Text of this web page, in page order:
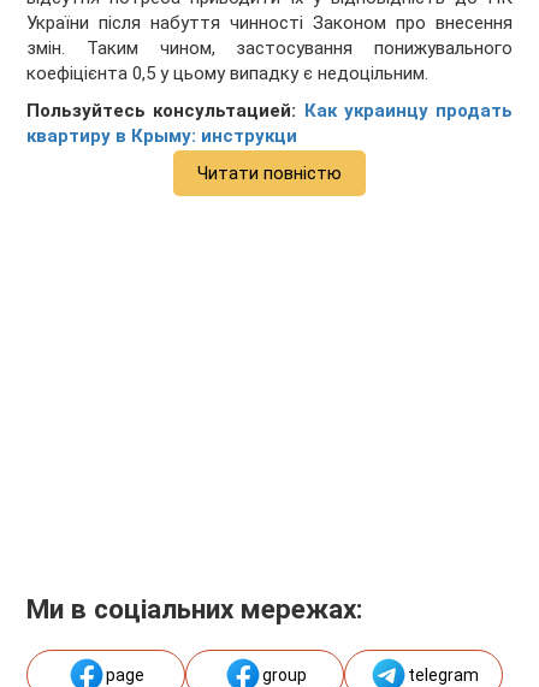
України після набуття чинності Законом про внесення
змін. Таким чином, застосування понижувального
коефіцієнта 0,5 у цьому випадку є недоцільним.
Пользуйтесь консультацией: Как украинцу продать
квартиру в Крыму: инструкци
Читати повністю
Ми в соціальних мережах:
page group telegram